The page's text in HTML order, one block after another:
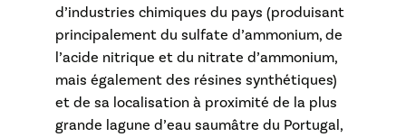
d’industries chimiques du pays (produisant
principalement du sulfate d’ammonium, de
l’acide nitrique et du nitrate d’ammonium,
mais également des résines synthétiques)
et de sa localisation à proximité de la plus
grande lagune d’eau saumâtre du Portugal,